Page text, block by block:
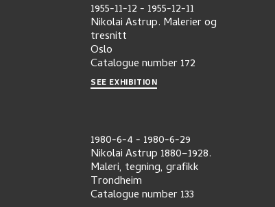
1955-11-12- 1955-12-11
Nikolai Astrup. Malerier og
tresnitt
Oslo
Catalogue number172
SEE EXHIBITION
1980-6-4- 1980-6-29
Nikolai Astrup 1880–1928.
Maleri, tegning, grafikk
Trondheim
Catalogue number133